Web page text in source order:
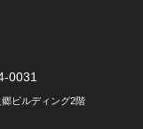
0031
ビルディング2階